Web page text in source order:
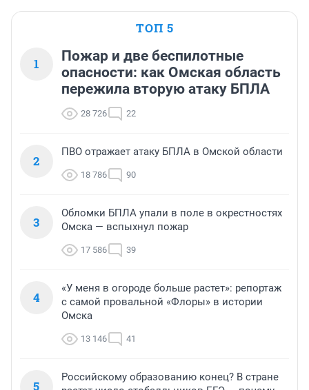
ТОП 5
1
Пожар и две беспилотные
опасности: как Омская область
пережила вторую атаку БПЛА
28 726 22
2
ПВО отражает атаку БПЛА в Омской области
18 786 90
3
Обломки БПЛА упали в поле в окрестностях
Омска — вспыхнул пожар
17 586 39
4
«У меня в огороде больше растет»: репортаж
с самой провальной «Флоры» в истории
Омска
13 146 41
5
Российскому образованию конец? В стране